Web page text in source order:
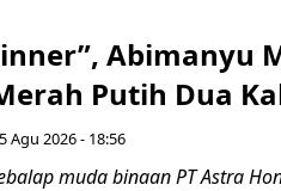
Abimanyu
Putih Dua
Agu 2026 - 18:56
muda binaan PT Astra